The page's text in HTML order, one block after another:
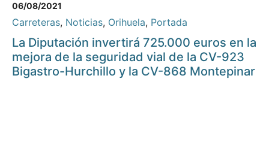
06/08/2021
Carreteras, Noticias, Orihuela, Portada
La Diputación invertirá 725.000 euros en la
mejora de la seguridad vial de la CV-923
Bigastro-Hurchillo y la CV-868 Montepinar